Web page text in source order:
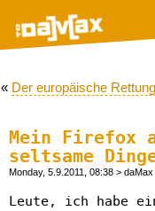
« Der europäische
Mein Firefox
seltsame
Monday, 5.9.2011, 08:38 > daMax
Leute, ich habe ein